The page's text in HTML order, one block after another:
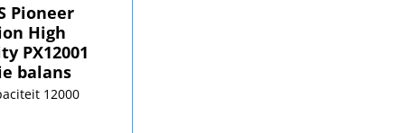
Pioneer
High
PX12001
balans
12000